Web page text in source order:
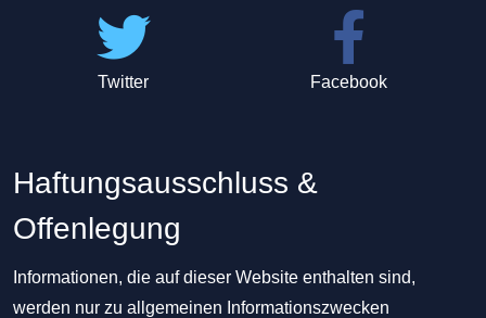
Twitter Facebook
Haftungsausschluss &
Offenlegung
Informationen, die auf dieser Website enthalten sind,
werden nur zu allgemeinen Informationszwecken